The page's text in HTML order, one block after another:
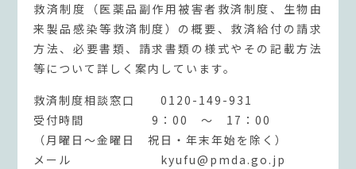
救済制度（医薬品副作用被害者救済制度、生物由
来製品感染等救済制度）の概要、救済給付の請求
方法、必要書類、請求書類の様式やその記載方法
等について詳しく案内しています。
救済制度相談窓口 0120-149-931
受付時間 9：00 ～ 17：00
（月曜日～金曜日 祝日・年末年始を除く）
メール kyufu@pmda.go.jp